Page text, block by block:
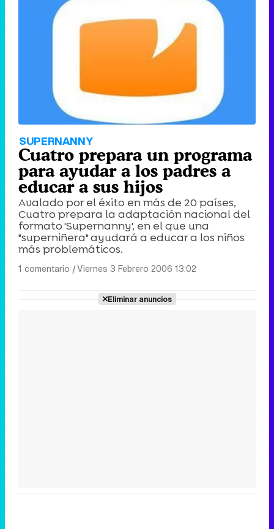
SUPERNANNY
Cuatro prepara un programa
para ayudar a los padres a
educar a sus hijos
Avalado por el éxito en más de 20 países,
Cuatro prepara la adaptación nacional del
formato 'Supernanny', en el que una
"superniñera" ayudará a educar a los niños
más problemáticos.
1 comentario |Viernes 3 Febrero 2006 13:02
Eliminar anuncios